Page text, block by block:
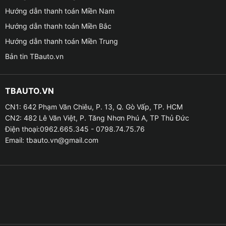
☁ Độ bền vượt trội : Bảo hành sản phẩm lên đến 5
mặt sơn.
Hướng dẫn thanh toán Miền Nam
Hướng dẫn thanh toán Miền Bắc
Hướng dẫn thanh toán Miền Trung
Bản tin TBauto.vn
TBAUTO.VN
CN1: 642 Phạm Văn Chiêu, P. 13, Q. Gò Vấp, TP. HCM
CN2: 482 Lê Văn Việt, P. Tăng Nhơn Phú A, TP Thủ Đức
Điện thoại:0962.665.345 - 0798.74.75.76
Email: tbauto.vn@gmail.com